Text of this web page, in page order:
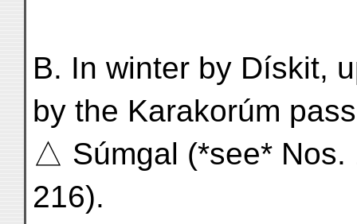
B. In winter by Dískit,
by the Karakorúm
△ Súmgal (*see* Nos.
216).